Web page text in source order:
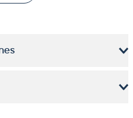
prioriza tu comodidad.
ninguna molestia.